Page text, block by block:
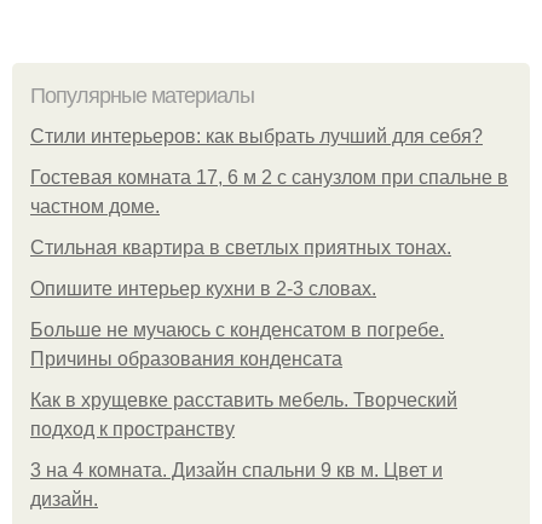
Популярные материалы
Стили интерьеров: как выбрать лучший для себя?
Гостевая комната 17, 6 м 2 с санузлом при спальне в
частном доме.
Стильная квартира в светлых приятных тонах.
Опишите интерьер кухни в 2-3 словах.
Больше не мучаюсь с конденсатом в погребе.
Причины образования конденсата
Как в хрущевке расставить мебель. Творческий
подход к пространству
3 на 4 комната. Дизайн спальни 9 кв м. Цвет и
дизайн.